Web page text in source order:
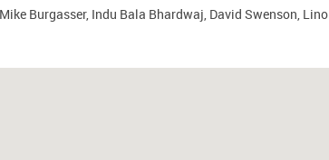
Burgasser, Indu Bala Bhardwaj, David Swenson, Lino